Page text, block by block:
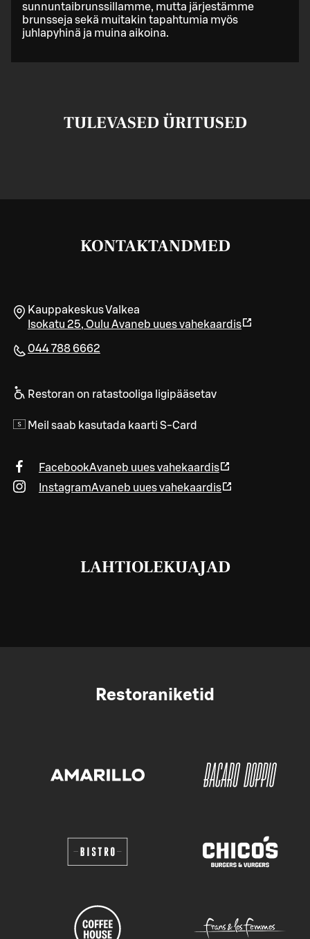
sunnuntaibrunssillamme, mutta järjestämme
brunsseja sekä muitakin tapahtumia myös
juhlapyhinä ja muina aikoina.
TULEVASED ÜRITUSED
KONTAKTANDMED
Kauppakeskus Valkea
Isokatu 25, Oulu Avaneb uues vahekaardis
044 788 6662
Restoran on ratastooliga ligipääsetav
Meil saab kasutada kaarti S-Card
FacebookAvaneb uues vahekaardis
InstagramAvaneb uues vahekaardis
LAHTIOLEKUAJAD
Restoraniketid